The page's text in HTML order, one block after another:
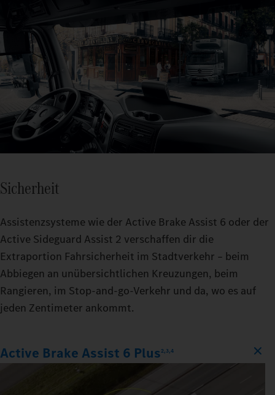
Sicherheit
Assistenzsysteme wie der Active Brake Assist 6 oder der
Active Sideguard Assist 2 verschaffen dir die
Extraportion Fahrsicherheit im Stadtverkehr – beim
Abbiegen an unübersichtlichen Kreuzungen, beim
Rangieren, im Stop‑and‑go‑Verkehr und da, wo es auf
jeden Zentimeter ankommt.
Active Brake Assist 6 Plus2,3,4